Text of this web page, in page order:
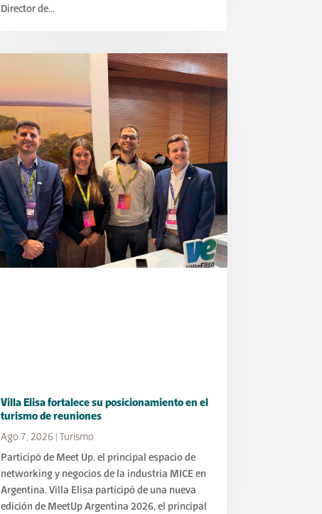
Director de...
Villa Elisa fortalece su posicionamiento en el
turismo de reuniones
Ago 7, 2026
Turismo
Participó de Meet Up, el principal espacio de
networking y negocios de la industria MICE en
Argentina. Villa Elisa participó de una nueva
edición de MeetUp Argentina 2026, el principal